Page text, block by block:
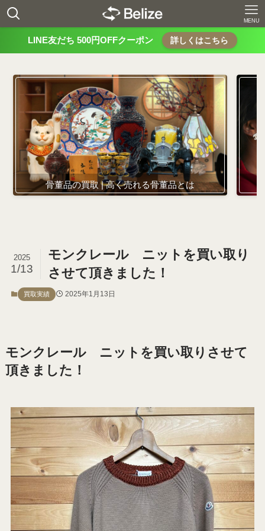
MENU
LINE友だち 500円OFFクーポン 詳しくはこちら
骨董品の買取 | 高く売れる骨董品とは
モンクレール ニットを買い取り
させて頂きました！
2025
1/13
買取実績 2025年1月13日
モンクレール ニットを買い取りさせて
頂きました！